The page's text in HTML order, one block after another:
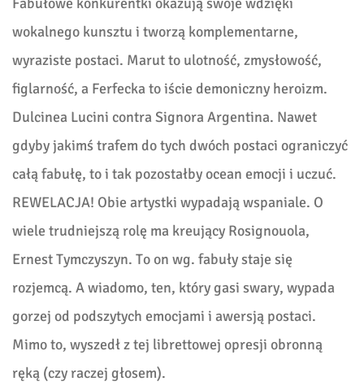
wokalnego kunsztu i tworzą komplementarne,
wyraziste postaci. Marut to ulotność, zmysłowość,
figlarność, a Ferfecka to iście demoniczny heroizm.
Dulcinea Lucini contra Signora Argentina. Nawet
gdyby jakimś trafem do tych dwóch postaci ograniczyć
całą fabułę, to i tak pozostałby ocean emocji i uczuć.
REWELACJA! Obie artystki wypadają wspaniale. O
wiele trudniejszą rolę ma kreujący Rosignouola,
Ernest Tymczyszyn. To on wg. fabuły staje się
rozjemcą. A wiadomo, ten, który gasi swary, wypada
gorzej od podszytych emocjami i awersją postaci.
Mimo to, wyszedł z tej librettowej opresji obronną
ręką (czy raczej głosem).